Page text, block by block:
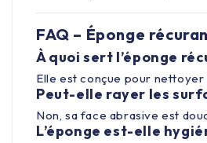
FAQ – Éponge
À quoi sert l’éponge
Elle est conçue pour
Peut-elle rayer les
Non, sa face abrasive est
L’éponge est-elle